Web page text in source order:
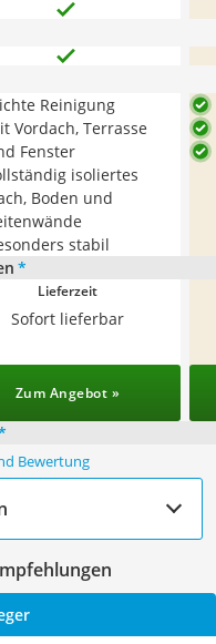
Reinigung
Vordach, Terrasse
Fenster
isoliertes
Boden und
stabil
*
Lieferzeit
Sofort lieferbar
Zum Angebot »
Bewertung